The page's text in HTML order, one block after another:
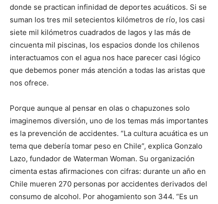
donde se practican infinidad de deportes acuáticos. Si se
suman los tres mil setecientos kilómetros de río, los casi
siete mil kilómetros cuadrados de lagos y las más de
cincuenta mil piscinas, los espacios donde los chilenos
interactuamos con el agua nos hace parecer casi lógico
que debemos poner más atención a todas las aristas que
nos ofrece.
Porque aunque al pensar en olas o chapuzones solo
imaginemos diversión, uno de los temas más importantes
es la prevención de accidentes. “La cultura acuática es un
tema que debería tomar peso en Chile”, explica Gonzalo
Lazo, fundador de Waterman Woman. Su organización
cimenta estas afirmaciones con cifras: durante un año en
Chile mueren 270 personas por accidentes derivados del
consumo de alcohol. Por ahogamiento son 344. “Es un